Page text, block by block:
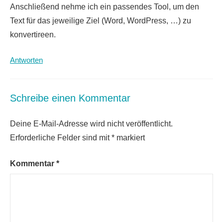
Anschließend nehme ich ein passendes Tool, um den
Text für das jeweilige Ziel (Word, WordPress, …) zu
konvertireen.
Antworten
Schreibe einen Kommentar
Deine E-Mail-Adresse wird nicht veröffentlicht.
Erforderliche Felder sind mit* markiert
Kommentar *